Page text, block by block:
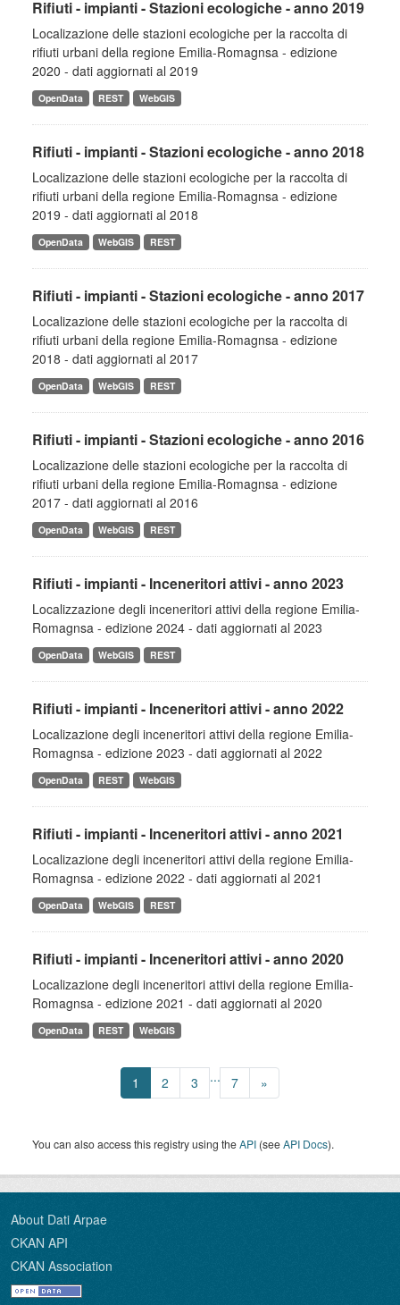
Rifiuti - impianti - Stazioni ecologiche - anno 2019
Localizazione delle stazioni ecologiche per la raccolta di
rifiuti urbani della regione Emilia-Romagnsa - edizione
2020 - dati aggiornati al 2019
OpenData REST WebGIS
Rifiuti - impianti - Stazioni ecologiche - anno 2018
Localizazione delle stazioni ecologiche per la raccolta di
rifiuti urbani della regione Emilia-Romagnsa - edizione
2019 - dati aggiornati al 2018
OpenData WebGIS REST
Rifiuti - impianti - Stazioni ecologiche - anno 2017
Localizazione delle stazioni ecologiche per la raccolta di
rifiuti urbani della regione Emilia-Romagnsa - edizione
2018 - dati aggiornati al 2017
OpenData WebGIS REST
Rifiuti - impianti - Stazioni ecologiche - anno 2016
Localizazione delle stazioni ecologiche per la raccolta di
rifiuti urbani della regione Emilia-Romagnsa - edizione
2017 - dati aggiornati al 2016
OpenData WebGIS REST
Rifiuti - impianti - Inceneritori attivi - anno 2023
Localizzazione degli inceneritori attivi della regione Emilia-
Romagnsa - edizione 2024 - dati aggiornati al 2023
OpenData WebGIS REST
Rifiuti - impianti - Inceneritori attivi - anno 2022
Localizazione degli inceneritori attivi della regione Emilia-
Romagnsa - edizione 2023 - dati aggiornati al 2022
OpenData REST WebGIS
Rifiuti - impianti - Inceneritori attivi - anno 2021
Localizazione degli inceneritori attivi della regione Emilia-
Romagnsa - edizione 2022 - dati aggiornati al 2021
OpenData WebGIS REST
Rifiuti - impianti - Inceneritori attivi - anno 2020
Localizazione degli inceneritori attivi della regione Emilia-
Romagnsa - edizione 2021 - dati aggiornati al 2020
OpenData REST WebGIS
1 2 3 ... 7 »
You can also access this registry using theAPI (seeAPI Docs).
About Dati Arpae
CKAN API
CKAN Association